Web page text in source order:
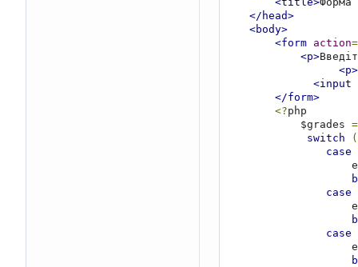
</head>
<body>
<form
action=
<p>
<input
</form>
<?php
            $grades
=
switch
(
case
case
case